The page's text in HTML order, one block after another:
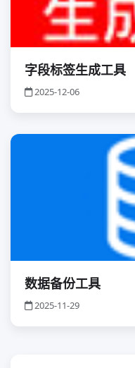
字段标签生成工具
2025-12-06
数据备份工具
2025-11-29